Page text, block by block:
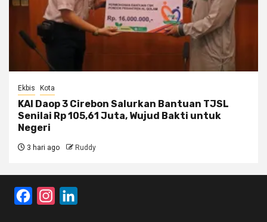
Ekbis Kota
KAI Daop 3 Cirebon Salurkan Bantuan TJSL
Senilai Rp 105,61 Juta, Wujud Bakti untuk
Negeri
3 hari ago Ruddy
FacebookInstagram